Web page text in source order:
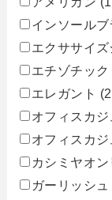
インソールブ
エクササイ
エチゾチック
エレガント
オフィスカジ
オフィスカ
カシミヤオン
ガーリッシュ